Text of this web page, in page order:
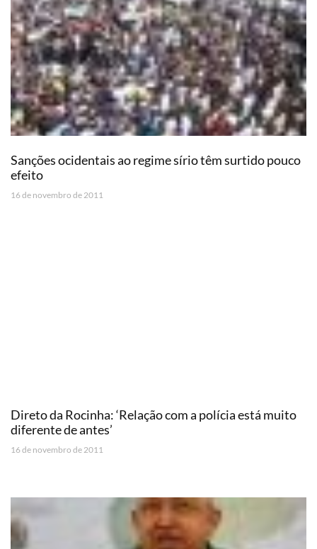
Sanções ocidentais ao regime sírio têm surtido pouco
efeito
16 de novembro de 2011
Direto da Rocinha: ‘Relação com a polícia está muito
diferente de antes’
16 de novembro de 2011